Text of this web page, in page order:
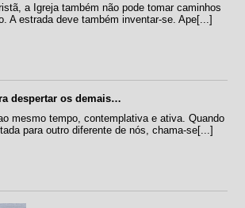
a Igreja também não pode tomar caminhos
A estrada deve também inventar-se. Ape[...]
despertar os demais…
mesmo tempo, contemplativa e ativa. Quando
para outro diferente de nós, chama-se[...]